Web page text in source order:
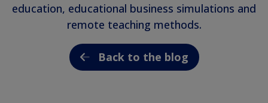
education, educational business simulations and
remote teaching methods.
Back to the blog